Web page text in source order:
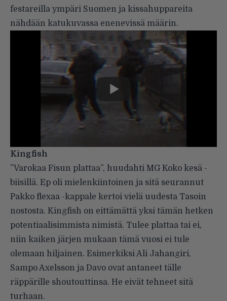
festareilla ympäri Suomen ja kissahuppareita
nähdään katukuvassa enenevissä määrin.
Kingfish
”Varokaa Fisun plattaa”, huudahti MG Koko kesä -
biisillä. Ep oli mielenkiintoinen ja sitä seurannut
Pakko flexaa -kappale kertoi vielä uudesta Tasoin
nostosta. Kingfish on eittämättä yksi tämän hetken
potentiaalisimmista nimistä. Tulee plattaa tai ei,
niin kaiken järjen mukaan tämä vuosi ei tule
olemaan hiljainen. Esimerkiksi Ali Jahangiri,
Sampo Axelsson ja Davo ovat antaneet tälle
räppärille shoutouttinsa. He eivät tehneet sitä
turhaan.